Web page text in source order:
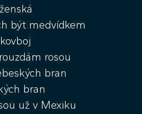
být medvídkem
rosou
bran
bran
už v Mexiku